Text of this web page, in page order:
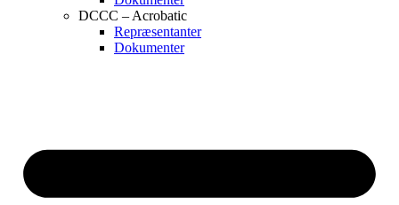
DCCC – Acrobatic
Repræsentanter
Dokumenter